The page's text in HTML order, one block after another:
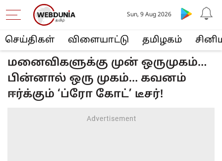
செய்திகள் விளையா‌ட்டு த‌மிழக‌ம்
Sun, 9 Aug 2026
மனைவிகளுக்கு முன் ஒருமுகம்…
பின்னால் ஒரு முகம்… கவனம்
ஈர்க்கும் ‘ப்ரோ கோட்’ டீசர்!